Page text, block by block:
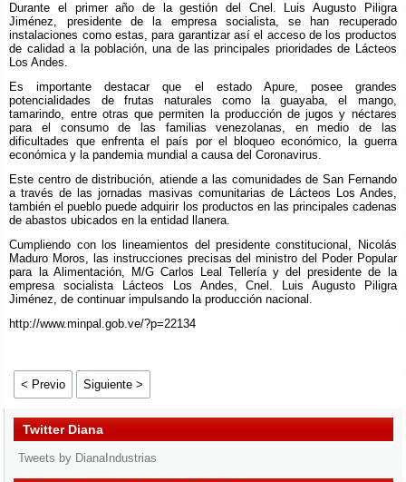
Durante el primer año de la gestión del Cnel. Luis Augusto Piligra
Jiménez, presidente de la empresa socialista, se han recuperado
instalaciones como estas, para garantizar así el acceso de los productos
de calidad a la población, una de las principales prioridades de Lácteos
Los Andes.
Es importante destacar que el estado Apure, posee grandes
potencialidades de frutas naturales como la guayaba, el mango,
tamarindo, entre otras que permiten la producción de jugos y néctares
para el consumo de las familias venezolanas, en medio de las
dificultades que enfrenta el país por el bloqueo económico, la guerra
económica y la pandemia mundial a causa del Coronavirus.
Este centro de distribución, atiende a las comunidades de San Fernando
a través de las jornadas masivas comunitarias de Lácteos Los Andes,
también el pueblo puede adquirir los productos en las principales cadenas
de abastos ubicados en la entidad llanera.
Cumpliendo con los lineamientos del presidente constitucional, Nicolás
Maduro Moros, las instrucciones precisas del ministro del Poder Popular
para la Alimentación, M/G Carlos Leal Tellería y del presidente de la
empresa socialista Lácteos Los Andes, Cnel. Luis Augusto Piligra
Jiménez, de continuar impulsando la producción nacional.
http://www.minpal.gob.ve/?p=22134
< Previo Siguiente >
Twitter Diana
Tweets by DianaIndustrias